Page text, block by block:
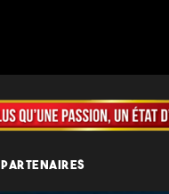
PARTENAIRES